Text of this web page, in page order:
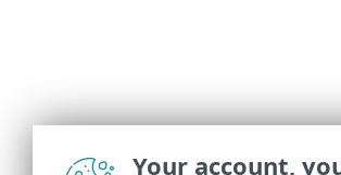
Your account,